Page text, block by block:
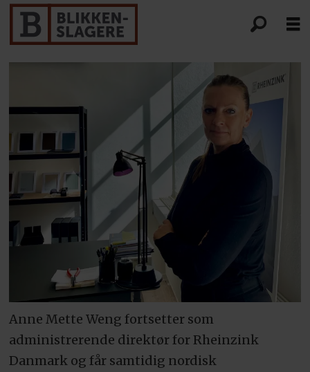
Anne Mette Weng fortsetter som
administrerende direktør for Rheinzink
Danmark og får samtidig nordisk